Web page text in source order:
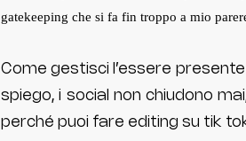
gatekeeping che si fa fin troppo a mio
Come gestisci l’essere
spiego, i social non chiudono
perché puoi fare editing su tik